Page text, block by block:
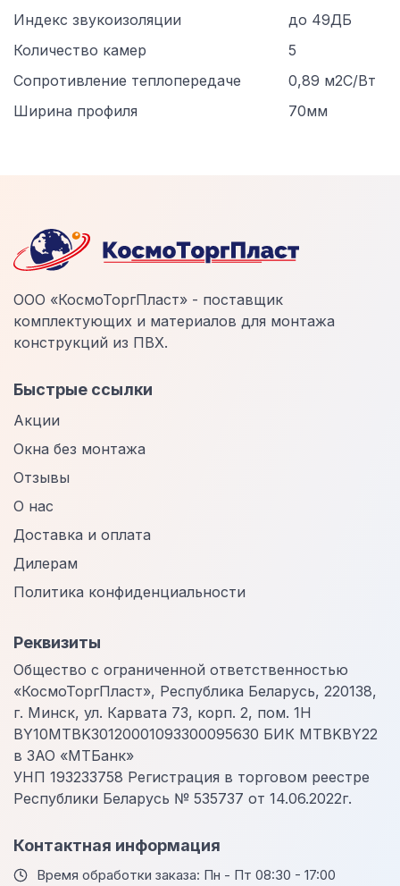
Индекс звукоизоляции
до 49ДБ
Количество камер
5
Сопротивление теплопередаче
0,89 м2С/Вт
Ширина профиля
70мм
ООО «КосмоТоргПласт» - поставщик
комплектующих и материалов для монтажа
конструкций из ПВХ.
Быстрые ссылки
Акции
Окна без монтажа
Отзывы
О нас
Доставка и оплата
Дилерам
Политика конфиденциальности
Реквизиты
Общество с ограниченной ответственностью
«КосмоТоргПласт», Республика Беларусь, 220138,
г. Минск, ул. Карвата 73, корп. 2, пом. 1Н
BY10MTBK30120001093300095630 БИК MTBKBY22
в ЗАО «МТБанк»
УНП 193233758 Регистрация в торговом реестре
Республики Беларусь № 535737 от 14.06.2022г.
Контактная информация
Время обработки заказа: Пн - Пт 08:30 - 17:00